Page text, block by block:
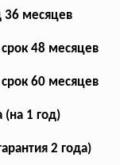
36 месяцев
48 месяцев
60 месяцев
(на 1 год)
2 года)